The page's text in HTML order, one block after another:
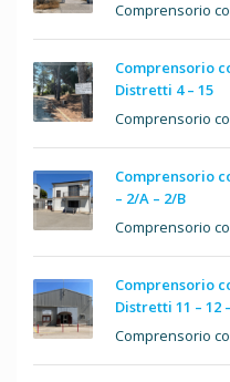
Comprensorio
Comprensorio
Distretti 4 – 15
Comprensorio
Comprensorio
– 2/A – 2/B
Comprensorio
Comprensorio
Distretti 11 – 12
Comprensorio